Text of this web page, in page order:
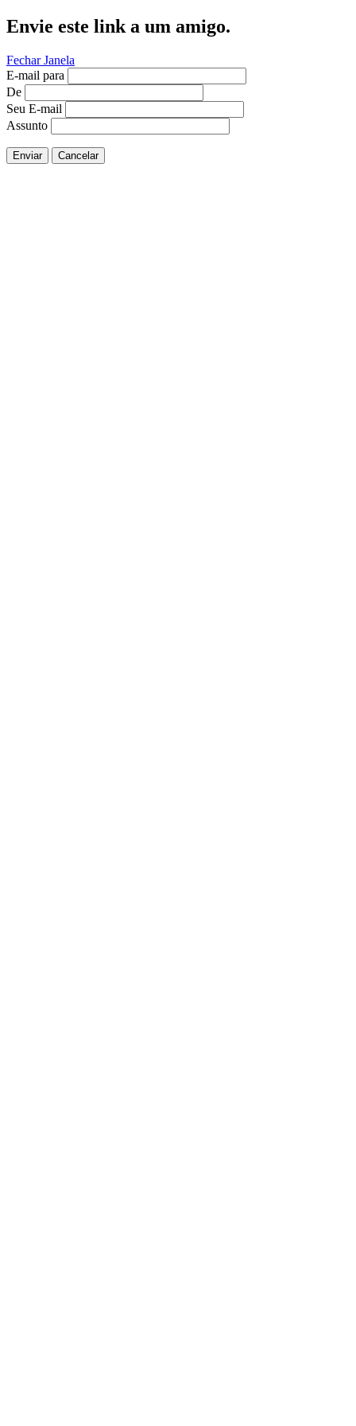
Envie este link a um amigo.
Fechar Janela
E-mail para
De
Seu E-mail
Assunto
Enviar Cancelar